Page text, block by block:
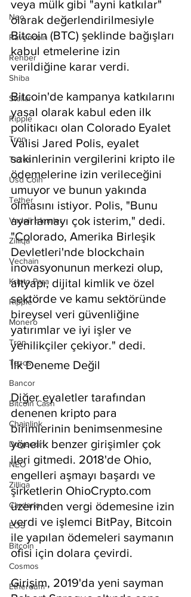
Neo
Ravencoin
Rehber
Shiba
Stellar
Ripple
Tron
Tezos
Usd Coin
Tether
Vadeli İşlemler
Zilliqa
Vechain
Kripto Para
Ripple
Monero
Tron
Tezos
Bancor
Bitcoin Cash
Chainlink
Dogecoin
NEO
Zilliqa
Cardano
EOS
Bitcoin
Cosmos
Ethereum
veya mülk gibi "ayni katkılar"
olarak değerlendirilmesiyle
Bitcoin (BTC) şeklinde bağışları
kabul etmelerine izin
verildiğine karar verdi.
Bitcoin'de kampanya katkılarını
yasal olarak kabul eden ilk
politikacı olan Colorado Eyalet
Valisi Jared Polis, eyalet
sakinlerinin vergilerini kripto ile
ödemelerine izin verileceğini
umuyor ve bunun yakında
olmasını istiyor. Polis, "Bunu
ayarlamayı çok isterim," dedi.
"Colorado, Amerika Birleşik
Devletleri'nde blockchain
inovasyonunun merkezi olup,
altyapı, dijital kimlik ve özel
sektörde ve kamu sektöründe
bireysel veri güvenliğine
yatırımlar ve iyi işler ve
yenilikçiler çekiyor." dedi.
İlk Deneme Değil
Diğer eyaletler tarafından
denenen kripto para
birimlerinin benimsenmesine
yönelik benzer girişimler çok
ileri gitmedi. 2018'de Ohio,
engelleri aşmayı başardı ve
şirketlerin OhioCrypto.com
üzerinden vergi ödemesine izin
verdi ve işlemci BitPay, Bitcoin
ile yapılan ödemeleri saymanın
ofisi için dolara çevirdi.
Girişim, 2019'da yeni sayman